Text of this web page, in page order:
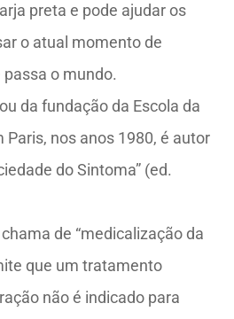
preta e pode ajudar os
o atual momento de
o mundo.
da fundação da Escola da
Paris, nos anos 1980, é autor
do Sintoma” (ed.
de “medicalização da
que um tratamento
não é indicado para